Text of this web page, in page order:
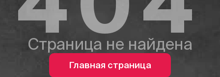
Страница не найдена
Главная страница